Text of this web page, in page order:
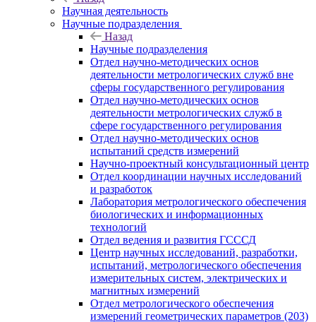
Научная деятельность
Научные подразделения
Назад
Научные подразделения
Отдел научно-методических основ
деятельности метрологических служб вне
сферы государственного регулирования
Отдел научно-методических основ
деятельности метрологических служб в
сфере государственного регулирования
Отдел научно-методических основ
испытаний средств измерений
Научно-проектный консультационный центр
Отдел координации научных исследований
и разработок
Лаборатория метрологического обеспечения
биологических и информационных
технологий
Отдел ведения и развития ГСССД
Центр научных исследований, разработки,
испытаний, метрологического обеспечения
измерительных систем, электрических и
магнитных измерений
Отдел метрологического обеспечения
измерений геометрических параметров (203)